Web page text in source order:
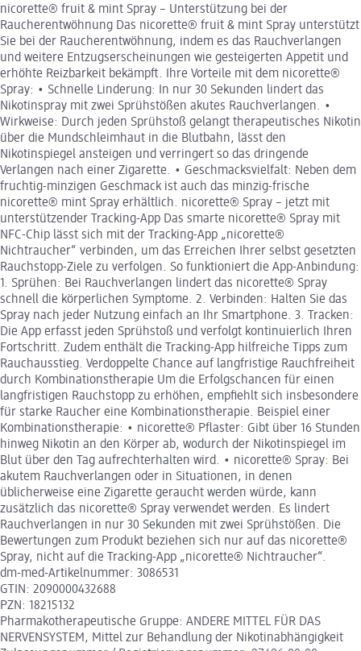
nicorette® fruit & mint Spray – Unterstützung bei der
Raucherentwöhnung Das nicorette® fruit & mint Spray unterstützt
Sie bei der Raucherentwöhnung, indem es das Rauchverlangen
und weitere Entzugserscheinungen wie gesteigerten Appetit und
erhöhte Reizbarkeit bekämpft. Ihre Vorteile mit dem nicorette®
Spray: • Schnelle Linderung: In nur 30 Sekunden lindert das
Nikotinspray mit zwei Sprühstößen akutes Rauchverlangen. •
Wirkweise: Durch jeden Sprühstoß gelangt therapeutisches Nikotin
über die Mundschleimhaut in die Blutbahn, lässt den
Nikotinspiegel ansteigen und verringert so das dringende
Verlangen nach einer Zigarette. • Geschmacksvielfalt: Neben dem
fruchtig-minzigen Geschmack ist auch das minzig-frische
nicorette® mint Spray erhältlich. nicorette® Spray – jetzt mit
unterstützender Tracking-App Das smarte nicorette® Spray mit
NFC-Chip lässt sich mit der Tracking-App „nicorette®
Nichtraucher“ verbinden, um das Erreichen Ihrer selbst gesetzten
Rauchstopp-Ziele zu verfolgen. So funktioniert die App-Anbindung:
1. Sprühen: Bei Rauchverlangen lindert das nicorette® Spray
schnell die körperlichen Symptome. 2. Verbinden: Halten Sie das
Spray nach jeder Nutzung einfach an Ihr Smartphone. 3. Tracken:
Die App erfasst jeden Sprühstoß und verfolgt kontinuierlich Ihren
Fortschritt. Zudem enthält die Tracking-App hilfreiche Tipps zum
Rauchausstieg. Verdoppelte Chance auf langfristige Rauchfreiheit
durch Kombinationstherapie Um die Erfolgschancen für einen
langfristigen Rauchstopp zu erhöhen, empfiehlt sich insbesondere
für starke Raucher eine Kombinationstherapie. Beispiel einer
Kombinationstherapie: • nicorette® Pflaster: Gibt über 16 Stunden
hinweg Nikotin an den Körper ab, wodurch der Nikotinspiegel im
Blut über den Tag aufrechterhalten wird. • nicorette® Spray: Bei
akutem Rauchverlangen oder in Situationen, in denen
üblicherweise eine Zigarette geraucht werden würde, kann
zusätzlich das nicorette® Spray verwendet werden. Es lindert
Rauchverlangen in nur 30 Sekunden mit zwei Sprühstößen. Die
Bewertungen zum Produkt beziehen sich nur auf das nicorette®
Spray, nicht auf die Tracking-App „nicorette® Nichtraucher“.
dm-med-Artikelnummer: 3086531
GTIN: 2090000432688
PZN: 18215132
Pharmakotherapeutische Gruppe: ANDERE MITTEL FÜR DAS
NERVENSYSTEM, Mittel zur Behandlung der Nikotinabhängigkeit